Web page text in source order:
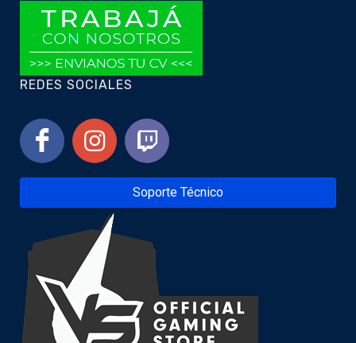
REDES SOCIALES
Soporte Técnico